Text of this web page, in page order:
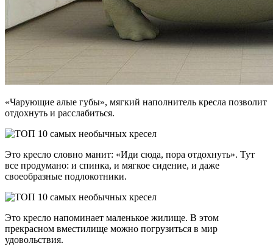
«Чарующие алые губы», мягкий наполнитель кресла позволит
отдохнуть и расслабиться.
Это кресло словно манит: «Иди сюда, пора отдохнуть». Тут
все продумано: и спинка, и мягкое сидение, и даже
своеобразные подлокотники.
Это кресло напоминает маленькое жилище. В этом
прекрасном вместилище можно погрузиться в мир
удовольствия.